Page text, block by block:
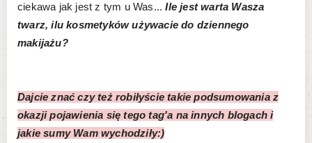
ciekawa jak jest z tym u Was...Ile jest warta Wasza
twarz, ilu kosmetyków używacie do dziennego
makijażu?
Dajcie znać czy też robiłyście takie podsumowania z
okazji pojawienia się tego tag'a na innych blogach i
jakie sumy Wam wychodziły:)